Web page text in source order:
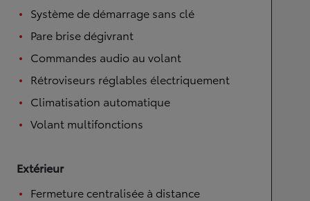
Système de démarrage sans clé
Pare brise dégivrant
Commandes audio au volant
Rétroviseurs réglables électriquement
Climatisation automatique
Volant multifonctions
Extérieur
Fermeture centralisée à distance